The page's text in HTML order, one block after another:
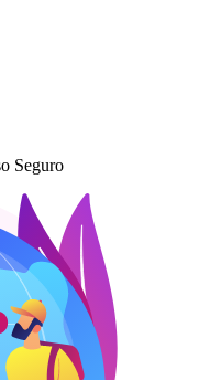
Seguro